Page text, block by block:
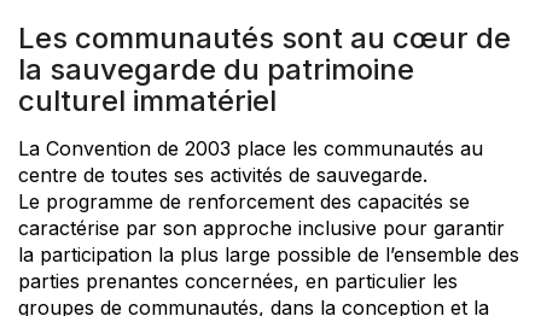
Les communautés sont au cœur de
la sauvegarde du patrimoine
culturel immatériel
La Convention de 2003 place les communautés au
centre de toutes ses activités de sauvegarde.
Le programme de renforcement des capacités se
caractérise par son approche inclusive pour garantir
la participation la plus large possible de l’ensemble des
parties prenantes concernées, en particulier les
groupes de communautés, dans la conception et la